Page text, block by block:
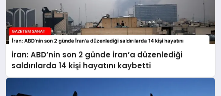
İran: ABD’nin son 2 günde İran’a düzenlediği
saldırılarda 14 kişi hayatını kaybetti